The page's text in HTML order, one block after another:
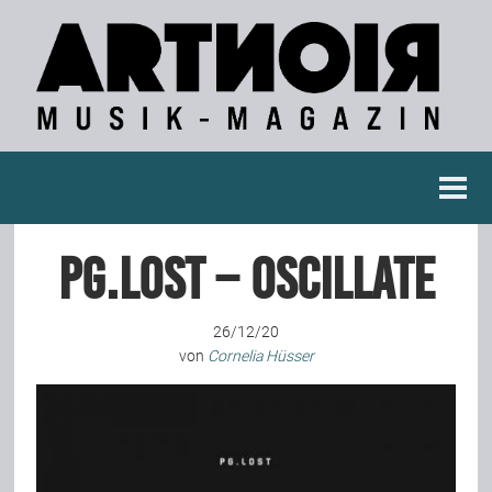
Konzertberichte
pg.lost – Oscillate
26/12/20
von Cornelia Hüsser